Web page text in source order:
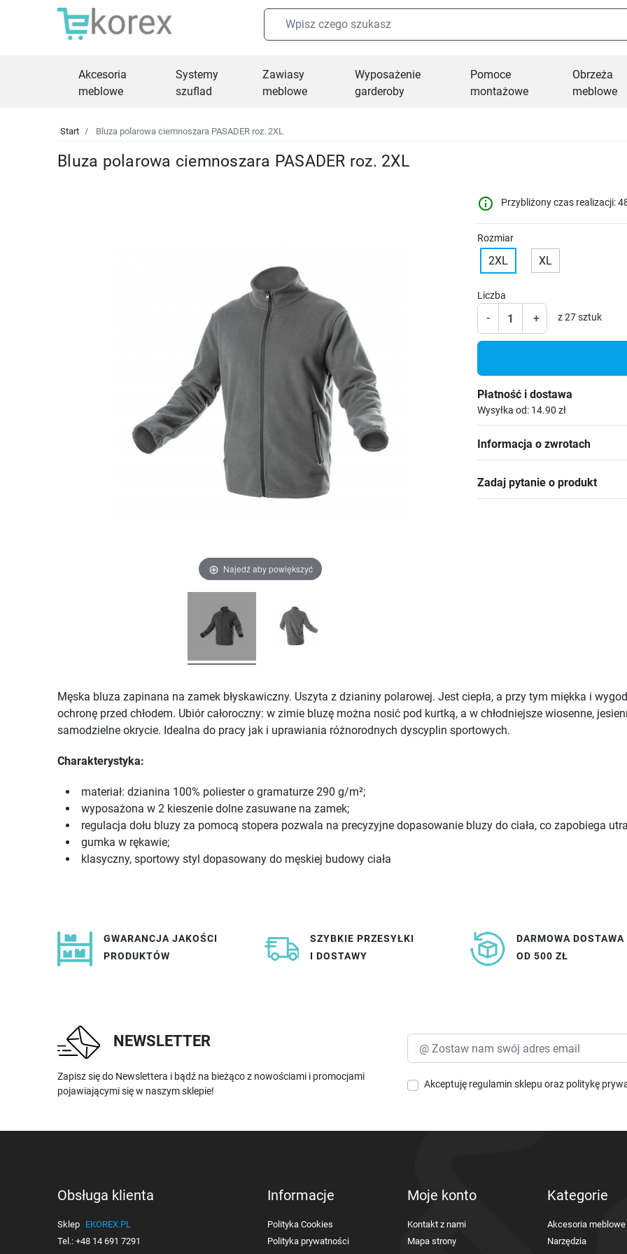
Akcesoria
meblowe
Systemy
szuflad
Zawiasy
meblowe
Wyposażenie
garderoby
Pomoce
montażowe
Obrzeża
meblowe
Start Bluza polarowa ciemnoszara PASADER roz. 2XL
Bluza polarowa ciemnoszara PASADER roz. 2XL
Najedź aby powiększyć
info_outline Przybliżony czas realizacji:
Rozmiar
2XL XL
Liczba
- + z 27 sztuk
Płatność i dostawa
Wysyłka od: 14.90 zł
Informacja o zwrotach
Zadaj pytanie o produkt
Męska bluza zapinana na zamek błyskawiczny. Uszyta z dzianiny polarowej. Jest ciepła, a przy tym miękka i
ochronę przed chłodem. Ubiór całoroczny: w zimie bluzę można nosić pod kurtką, a w chłodniejsze wiosenne,
samodzielne okrycie. Idealna do pracy jak i uprawiania różnorodnych dyscyplin sportowych.
Charakterystyka:
materiał: dzianina 100% poliester o gramaturze 290 g/m²;
wyposażona w 2 kieszenie dolne zasuwane na zamek;
regulacja dołu bluzy za pomocą stopera pozwala na precyzyjne dopasowanie bluzy do ciała, co zapobiega
gumka w rękawie;
klasyczny, sportowy styl dopasowany do męskiej budowy ciała
GWARANCJA JAKOŚCI
PRODUKTÓW
SZYBKIE PRZESYŁKI
I DOSTAWY
DARMOWA DOSTAWA
OD 500 ZŁ
NEWSLETTER
Zapisz się do Newslettera i bądź na bieżąco z nowościami i promocjami
pojawiającymi się w naszym sklepie!
Akceptuję regulamin sklepu oraz politykę
Obsługa klienta
Sklep EKOREX.PL
Tel.: +48 14 691 7291
Informacje
Polityka Cookies
Polityka prywatności
Moje konto
Kontakt z nami
Mapa strony
Kategorie
Akcesoria meblowe
Narzędzia